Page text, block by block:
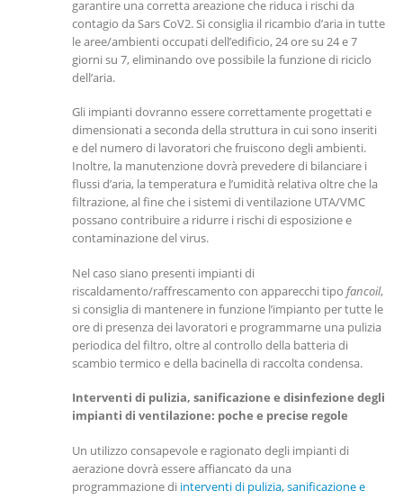
garantire una corretta areazione che riduca i rischi da
contagio da Sars CoV2. Si consiglia il ricambio d’aria in tutte
le aree/ambienti occupati dell’edificio, 24 ore su 24 e 7
giorni su 7, eliminando ove possibile la funzione di riciclo
dell’aria.
Gli impianti dovranno essere correttamente progettati e
dimensionati a seconda della struttura in cui sono inseriti
e del numero di lavoratori che fruiscono degli ambienti.
Inoltre, la manutenzione dovrà prevedere di bilanciare i
flussi d’aria, la temperatura e l’umidità relativa oltre che la
filtrazione, al fine che i sistemi di ventilazione UTA/VMC
possano contribuire a ridurre i rischi di esposizione e
contaminazione del virus.
Nel caso siano presenti impianti di
riscaldamento/raffrescamento con apparecchi tipo fancoil,
si consiglia di mantenere in funzione l’impianto per tutte le
ore di presenza dei lavoratori e programmarne una pulizia
periodica del filtro, oltre al controllo della batteria di
scambio termico e della bacinella di raccolta condensa.
Interventi di pulizia, sanificazione e disinfezione degli
impianti di ventilazione: poche e precise regole
Un utilizzo consapevole e ragionato degli impianti di
aerazione dovrà essere affiancato da una
programmazione di interventi di pulizia, sanificazione e